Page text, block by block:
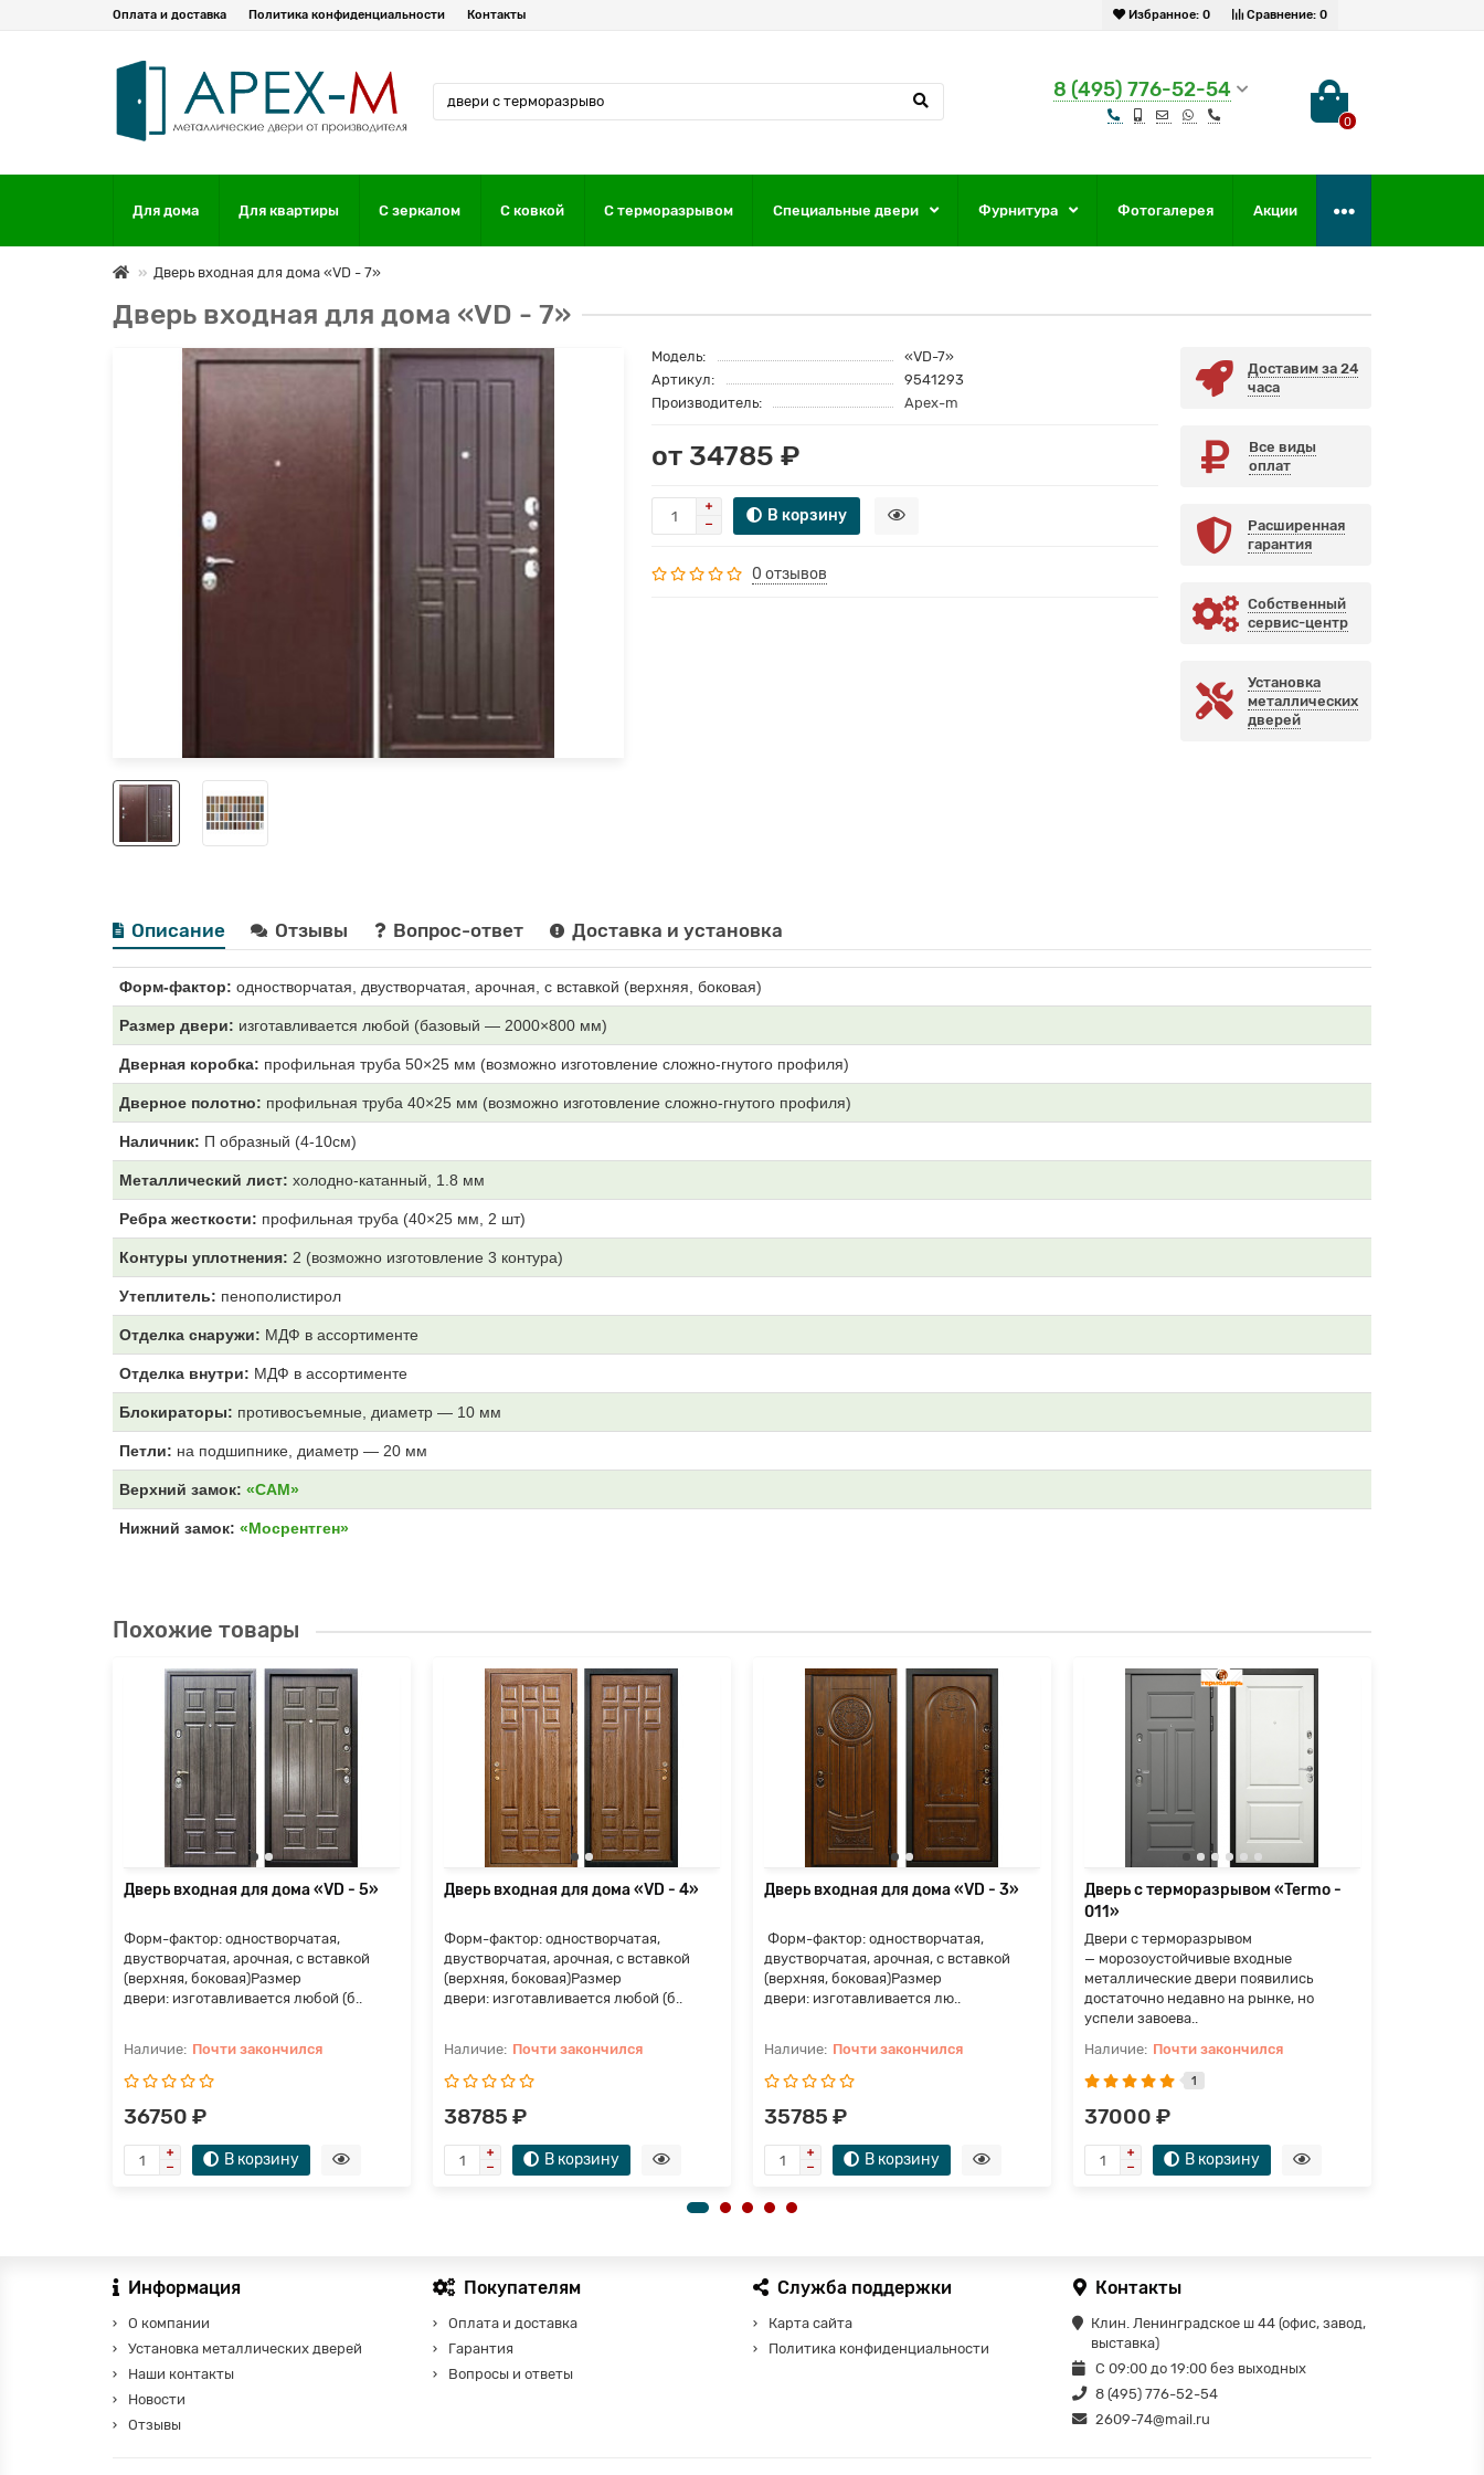
Сравнение: 0
Избранное: 0
Оплата и доставка Политика конфиденциальности Контакты
8 (495) 776-52-54
0
Для дома Для квартиры С зеркалом С ковкой С терморазрывом Специальные двери Фурнитура Фотогалерея Акции
Дверь входная для дома «VD - 7»
Дверь входная для дома «VD - 7»
Модель:
«VD-7»
Артикул:
9541293
Производитель:
Apex-m
от 34785 ₽
В корзину
0 отзывов
Доставим за 24
часа
Все виды
оплат
Расширенная
гарантия
Собственный
сервис-центр
Установка
металлических
дверей
Описание Отзывы Вопрос-ответ Доставка и установка
Форм-фактор: одностворчатая, двустворчатая, арочная, с вставкой (верхняя, боковая)
Размер двери: изготавливается любой (базовый — 2000×800 мм)
Дверная коробка: профильная труба 50×25 мм (возможно изготовление сложно-гнутого профиля)
Дверное полотно: профильная труба 40×25 мм (возможно изготовление сложно-гнутого профиля)
Наличник: П образный (4-10см)
Металлический лист: холодно-катанный, 1.8 мм
Ребра жесткости: профильная труба (40×25 мм, 2 шт)
Контуры уплотнения: 2 (возможно изготовление 3 контура)
Утеплитель: пенополистирол
Отделка снаружи: МДФ в ассортименте
Отделка внутри: МДФ в ассортименте
Блокираторы: противосъемные, диаметр — 10 мм
Петли: на подшипнике, диаметр — 20 мм
Верхний замок: «САМ»
Нижний замок: «Мосрентген»
Похожие товары
Дверь входная для дома «VD - 5»
Форм-фактор: одностворчатая,
двустворчатая, арочная, с вставкой
(верхняя, боковая)Размер
двери: изготавливается любой (б..
Почти закончился
36750 ₽
В корзину
Дверь входная для дома «VD - 4»
Форм-фактор: одностворчатая,
двустворчатая, арочная, с вставкой
(верхняя, боковая)Размер
двери: изготавливается любой (б..
Почти закончился
38785 ₽
В корзину
Дверь входная для дома «VD - 3»
Форм-фактор: одностворчатая,
двустворчатая, арочная, с вставкой
(верхняя, боковая)Размер
двери: изготавливается лю..
Почти закончился
35785 ₽
В корзину
Дверь с терморазрывом «Termo -
011»
Двери с терморазрывом
— морозоустойчивые входные
металлические двери появились
достаточно недавно на рынке, но
успели завоева..
Почти закончился
1
37000 ₽
В корзину
Информация
О компании
Установка металлических дверей
Наши контакты
Новости
Отзывы
Покупателям
Оплата и доставка
Гарантия
Вопросы и ответы
Служба поддержки
Карта сайта
Политика конфиденциальности
Контакты
Клин. Ленинградское ш 44 (офис, завод,
выставка)
С 09:00 до 19:00 без выходных
8 (495) 776-52-54
2609-74@mail.ru